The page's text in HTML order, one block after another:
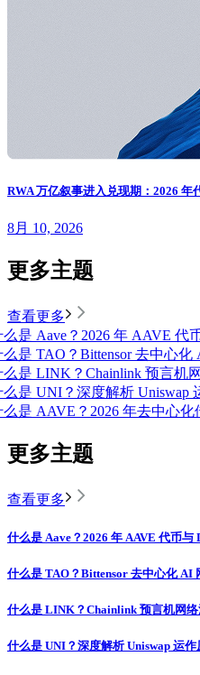
RWA 万亿叙事进入兑现期：2026
8月 10, 2026
更多主题
查看更多
么是 Aave？2026 年 AAVE 代
么是 TAO？Bittensor 去中心
么是 LINK？Chainlink 预言机
么是 UNI？深度解析 Uniswap
么是 AAVE？2026 年去中心
更多主题
查看更多
什么是 Aave？2026 年 AAVE 代币与
什么是 TAO？Bittensor 去中心化 AI
什么是 LINK？Chainlink 预言机网
什么是 UNI？深度解析 Uniswap 运